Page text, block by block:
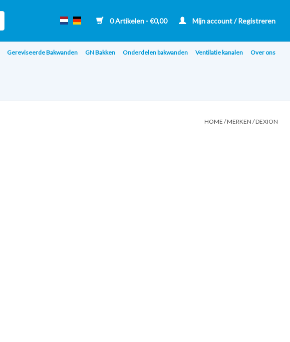
0 Artikelen - €0,00 Mijn account / Registreren
Gereviseerde Bakwanden GN Bakken Onderdelen bakwanden Ventilatie kanalen Over ons
HOME /MERKEN /DEXION